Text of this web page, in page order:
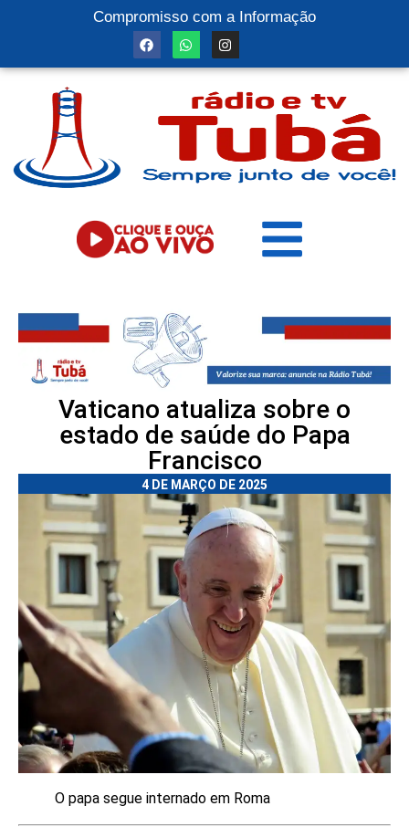
Compromisso com a Informação
Vaticano atualiza sobre o
estado de saúde do Papa
Francisco
4 DE MARÇO DE 2025
O papa segue internado em Roma